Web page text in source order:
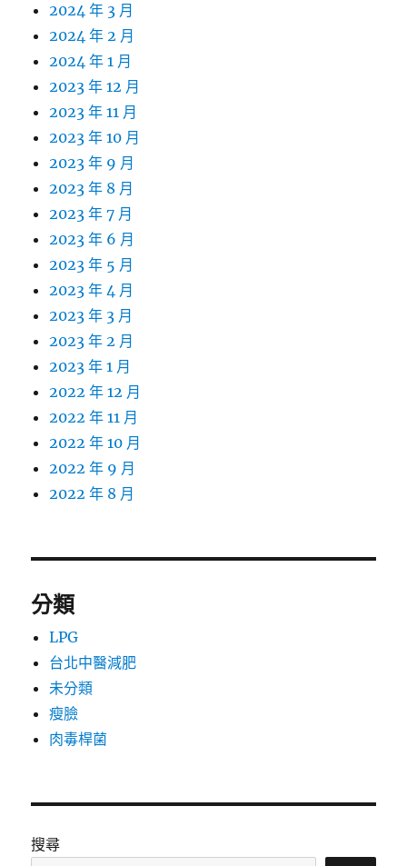
2024 年 3 月
2024 年 2 月
2024 年 1 月
2023 年 12 月
2023 年 11 月
2023 年 10 月
2023 年 9 月
2023 年 8 月
2023 年 7 月
2023 年 6 月
2023 年 5 月
2023 年 4 月
2023 年 3 月
2023 年 2 月
2023 年 1 月
2022 年 12 月
2022 年 11 月
2022 年 10 月
2022 年 9 月
2022 年 8 月
分類
LPG
台北中醫減肥
未分類
瘦臉
肉毒桿菌
搜尋